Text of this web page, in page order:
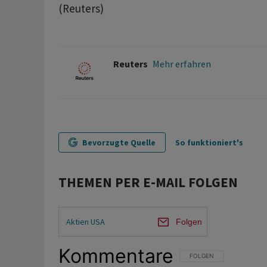
(Reuters)
Reuters Mehr erfahren
Bevorzugte Quelle So funktioniert's
THEMEN PER E-MAIL FOLGEN
Aktien USA Folgen
Kommentare FOLGE DIESER
FOLGEN